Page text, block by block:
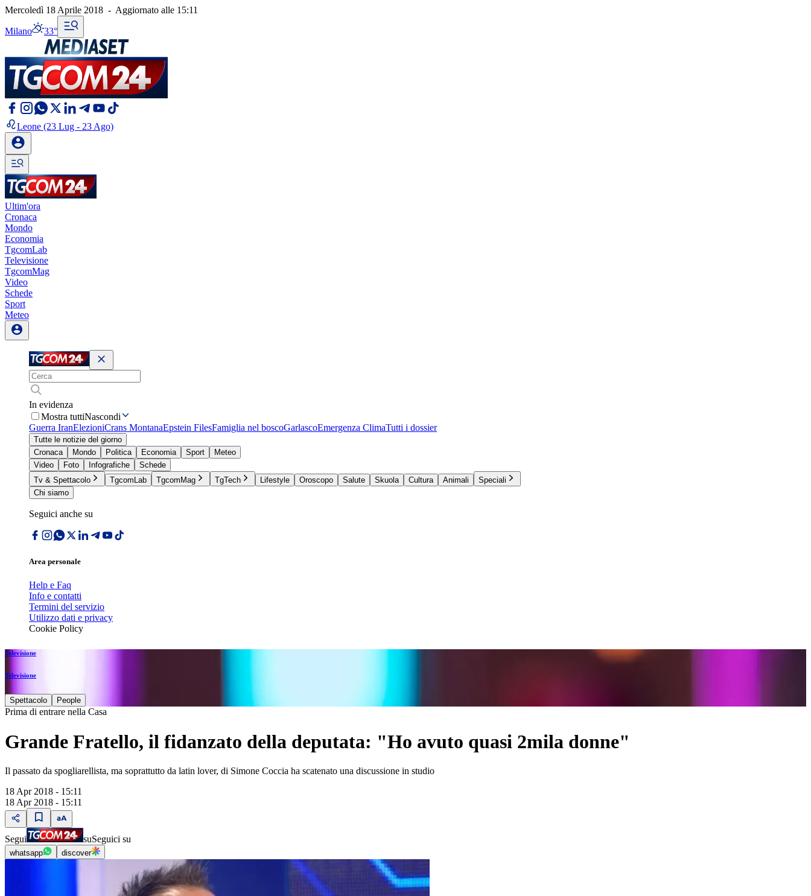
Mercoledì 18 Aprile 2018 - Aggiornato alle 15:11
Milano 33°
Leone (23 Lug - 23 Ago)
Ultim'ora
Cronaca
Mondo
Economia
TgcomLab
Televisione
TgcomMag
Video
Schede
Sport
Meteo
In evidenza
Mostra tuttiNascondi
Guerra IranElezioniCrans MontanaEpstein FilesFamiglia nel boscoGarlascoEmergenza ClimaTutti i dossier
Tutte le notizie del giorno
Cronaca
Mondo Politica Economia Sport
Meteo
Video
Foto Infografiche
Schede
Tv & Spettacolo
TgcomLab TgcomMag TgTech Lifestyle Oroscopo Salute Skuola Cultura Animali
Speciali
Chi siamo
Seguici anche su
Area personale
Help e Faq
Info e contatti
Termini del servizio
Utilizzo dati e privacy
Cookie Policy
Televisione
Televisione
Spettacolo People
Prima di entrare nella Casa
Grande Fratello, il fidanzato della deputata: "Ho avuto quasi 2mila donne"
Il passato da spogliarellista, ma soprattutto da latin lover, di Simone Coccia ha scatenato una discussione in studio
18 Apr 2018 - 15:11
18 Apr 2018 - 15:11
Segui suSeguici su
whatsapp discover